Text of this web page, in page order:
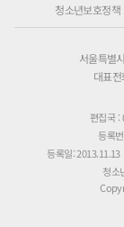
청소년보호정책
서울특별
대표
편집국 :
등록
등록일: 2013.11.13
청소